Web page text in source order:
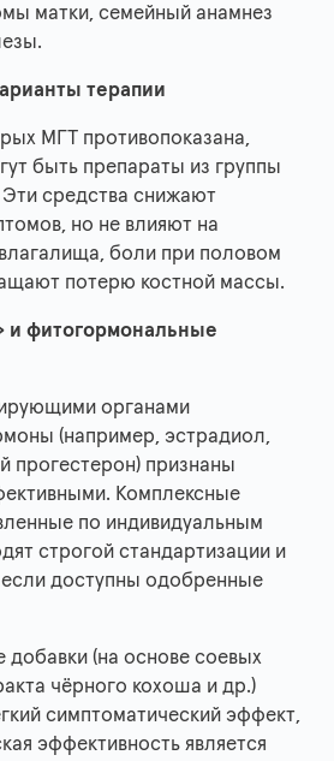
матки, семейный анамнез
терапии
МГТ противопоказана,
быть препараты из группы
средства снижают
но не влияют на
боли при половом
потерю костной массы.
фитогормональные
органами
(например, эстрадиол,
прогестерон) признаны
Комплексные
по индивидуальным
строгой стандартизации и
доступны одобренные
(на основе соевых
чёрного кохоша и др.)
симптоматический эффект,
эффективность является